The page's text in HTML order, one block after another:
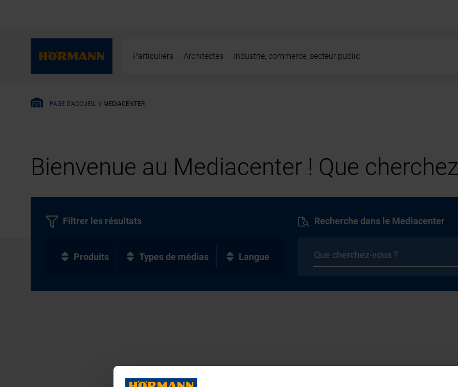
Particuliers Architectes Industrie, commerce, secteur public
PAGE D'ACCUEIL MEDIACENTER
Bienvenue au Mediacenter ! Que
Recherche dans le Mediacenter
Filtrer les résultats
Produits Types de médias Langue